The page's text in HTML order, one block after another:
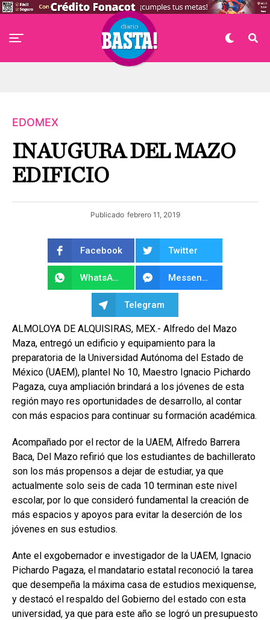
EDOMEX
INAUGURA DEL MAZO
EDIFICIO
Publicado febrero 11, 2019
Facebook Twitter
WhatsApp Messenger
Telegram
ALMOLOYA DE ALQUISIRAS, MEX.- Alfredo del Mazo
Maza, entregó un edificio y equipamiento para la
preparatoria de la Universidad Autónoma del Estado de
México (UAEM), plantel No 10, Maestro Ignacio Pichardo
Pagaza, cuya ampliación brindará a los jóvenes de esta
región mayo res oportunidades de desarrollo, al contar
con más espacios para continuar su formación académica.
Acompañado por el rector de la UAEM, Alfredo Barrera
Baca, Del Mazo refirió que los estudiantes de bachillerato
son los más propensos a dejar de estudiar, ya que
actualmente solo seis de cada 10 terminan este nivel
escolar, por lo que consideró fundamental la creación de
más espacios y apoyos para evitar la deserción de los
jóvenes en sus estudios.
Ante el exgobernador e investigador de la UAEM, Ignacio
Pichardo Pagaza, el mandatario estatal reconoció la tarea
que desempeña la máxima casa de estudios mexiquense,
y destacó el respaldo del Gobierno del estado con esta
universidad, ya que para este año se logró un presupuesto